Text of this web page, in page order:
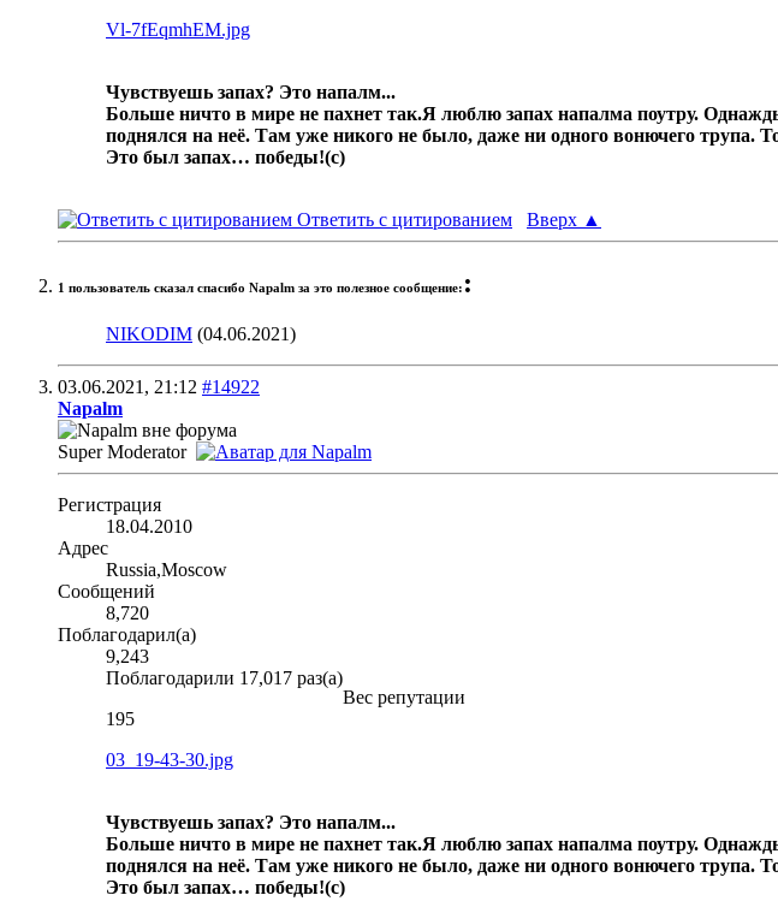
Vl-7fEqmhEM.jpg
Чувствуешь запах? Это напалм...
Больше ничто в мире не пахнет так.Я люблю запах напалма поутру.
поднялся на неё. Там уже никого не было, даже ни одного вонючего трупа.
Это был запах… победы!(с)
Ответить с цитированием Вверх ▲
1 пользователь сказал cпасибо Napalm за это полезное сообщение: :
NIKODIM (04.06.2021)
03.06.2021, 21:12 #14922
Napalm
Super Moderator
Регистрация
18.04.2010
Адрес
Russia,Moscow
Сообщений
8,720
Поблагодарил(а)
9,243
Поблагодарили 17,017 раз(а)
Вес репутации
195
03_19-43-30.jpg
Чувствуешь запах? Это напалм...
Больше ничто в мире не пахнет так.Я люблю запах напалма поутру.
поднялся на неё. Там уже никого не было, даже ни одного вонючего трупа.
Это был запах… победы!(с)